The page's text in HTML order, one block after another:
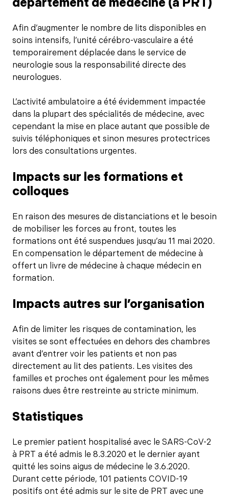
département de médecine (à PRT)
Afin d’augmenter le nombre de lits disponibles en
soins intensifs, l’unité cérébro-vasculaire a été
temporairement déplacée dans le service de
neurologie sous la responsabilité directe des
neurologues.
L’activité ambulatoire a été évidemment impactée
dans la plupart des spécialités de médecine, avec
cependant la mise en place autant que possible de
suivis téléphoniques et sinon mesures protectrices
lors des consultations urgentes.
Impacts sur les formations et
colloques
En raison des mesures de distanciations et le besoin
de mobiliser les forces au front, toutes les
formations ont été suspendues jusqu’au 11 mai 2020.
En compensation le département de médecine à
offert un livre de médecine à chaque médecin en
formation.
Impacts autres sur l’organisation
Afin de limiter les risques de contamination, les
visites se sont effectuées en dehors des chambres
avant d’entrer voir les patients et non pas
directement au lit des patients. Les visites des
familles et proches ont également pour les mêmes
raisons dues être restreinte au stricte minimum.
Statistiques
Le premier patient hospitalisé avec le SARS-CoV-2
à PRT a été admis le 8.3.2020 et le dernier ayant
quitté les soins aigus de médecine le 3.6.2020.
Durant cette période, 101 patients COVID-19
positifs ont été admis sur le site de PRT avec une